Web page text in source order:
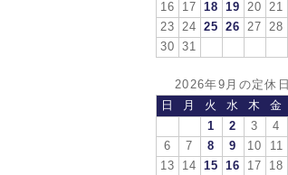
16
17 18 19 20 21
23
24 25 26 27 28
30
31
2026年9月の定休日
日
月 火 水 木 金
1
2 3 4
6
7 8 9 10 11
13
14 15 16 17 18